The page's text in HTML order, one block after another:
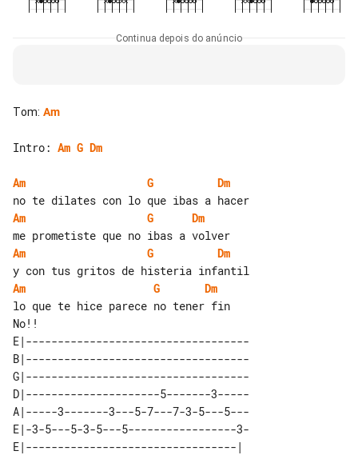
Continua depois do anúncio
Tom: Am
Intro: Am G Dm
Am G
Dm
Am
G
Dm
Am
G
Dm
Am
G
Dm
lo que te hice parece no tener fin
E|-----------------------------------
B|-----------------------------------
G|-----------------------------------
D|---------------------5-------3-----
A|-----3-------3---5-7---7-3-5---5---
E|-3-5---5-3-5---5-----------------3-
E|---------------------------------|